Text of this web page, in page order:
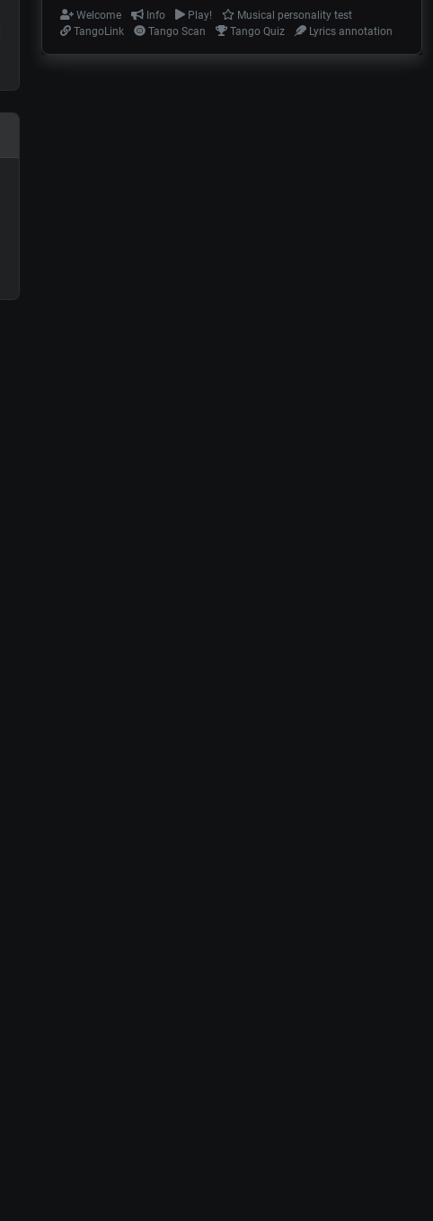
Welcome Info Play!
Musical personality test
TangoLink
Tango Scan Tango Quiz Lyrics annotation